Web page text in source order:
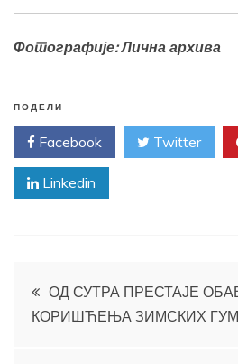
Фотографије: Лична архива
ПОДЕЛИ
Facebook Twitter
Linkedin
Кретање
чланка
ОД СУТРА ПРЕСТАЈЕ
КОРИШЋЕЊА ЗИМСКИХ